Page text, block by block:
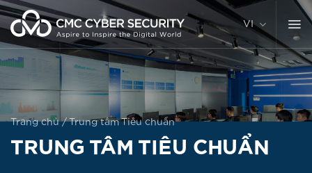
Chuyển
đến
nội
VI
Trang chủ/Trung tâm Tiêu chuẩn
TRUNG TÂM TIÊU CHUẨN